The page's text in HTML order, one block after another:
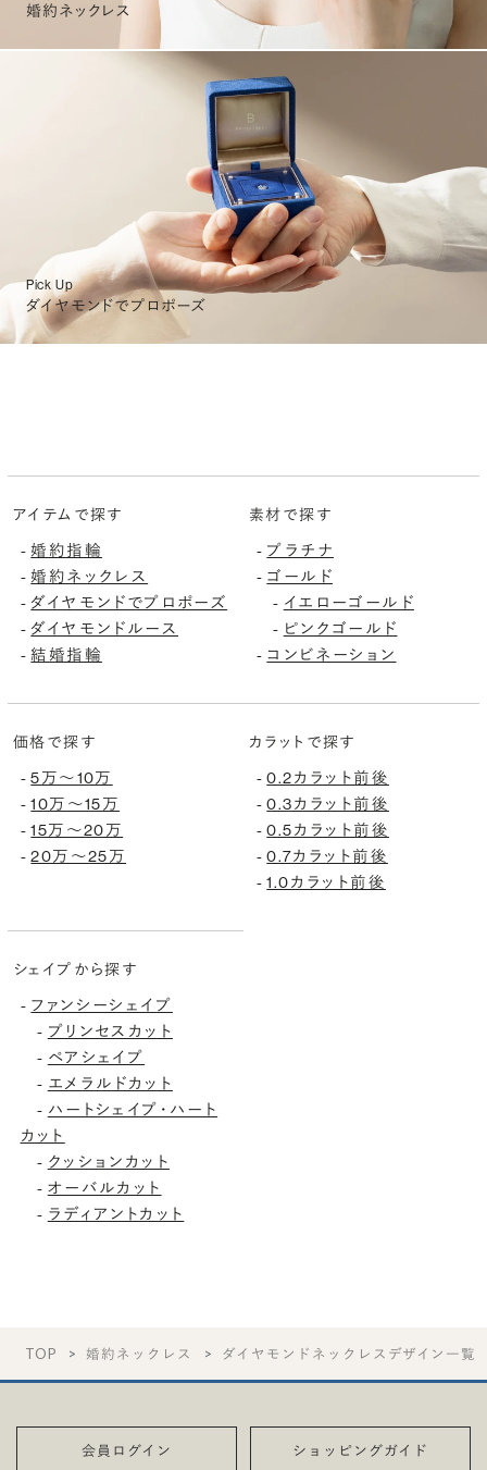
婚約ネックレス
Pick Up
ダイヤモンドでプロポーズ
アイテムで探す
-婚約指輪
-婚約ネックレス
-ダイヤモンドでプロポーズ
-ダイヤモンドルース
-結婚指輪
素材で探す
- プラチナ
- ゴールド
- イエローゴールド
- ピンクゴールド
- コンビネーション
価格で探す
-5万〜10万
-10万〜15万
-15万〜20万
-20万〜25万
カラットで探す
-0.2カラット前後
-0.3カラット前後
-0.5カラット前後
-0.7カラット前後
-1.0カラット前後
シェイプから探す
- ファンシーシェイプ
- プリンセスカット
- ペアシェイプ
- エメラルドカット
- ハートシェイプ・ハート
カット
- クッションカット
- オーバルカット
- ラディアントカット
TOP 婚約ネックレス ダイヤモンドネックレスデザイン一覧
会員ログイン ショッピングガイド